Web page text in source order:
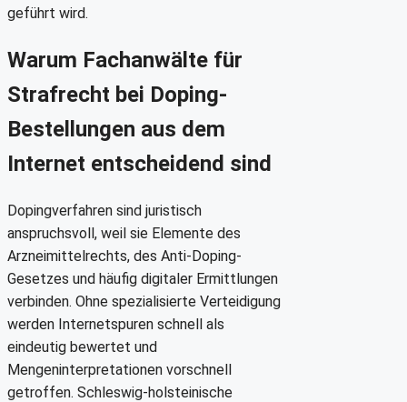
geführt wird.
Warum Fachanwälte für
Strafrecht bei Doping-
Bestellungen aus dem
Internet entscheidend sind
Dopingverfahren sind juristisch
anspruchsvoll, weil sie Elemente des
Arzneimittelrechts, des Anti-Doping-
Gesetzes und häufig digitaler Ermittlungen
verbinden. Ohne spezialisierte Verteidigung
werden Internetspuren schnell als
eindeutig bewertet und
Mengeninterpretationen vorschnell
getroffen. Schleswig-holsteinische